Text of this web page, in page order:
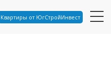
Квартиры от ЮгСтройИнвест